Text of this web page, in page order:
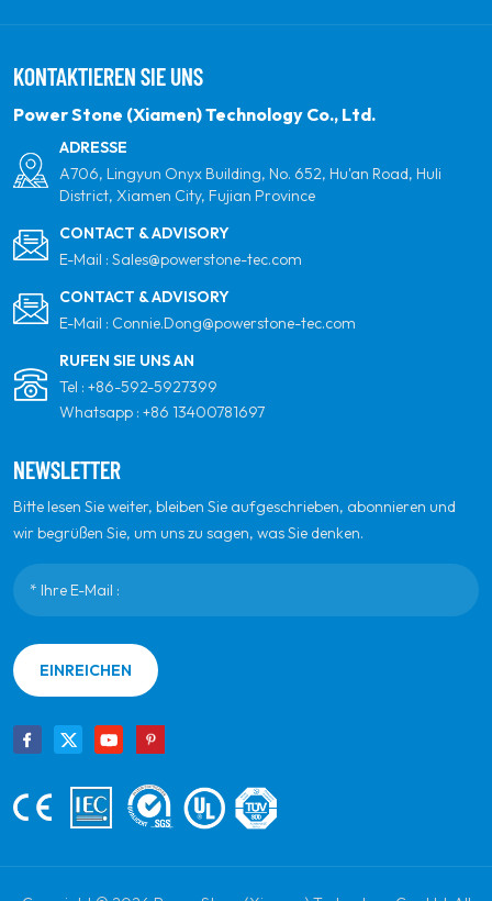
Energieprodukten und Ihrem vertrauenswürdigsten
globalen Partner für Qualität, Professionalität und
KONTAKTIEREN SIE UNS
Power Stone (Xiamen) Technology Co., Ltd.
ADRESSE
A706, Lingyun Onyx Building, No. 652, Hu'an Road, Huli
District, Xiamen City, Fujian Province
CONTACT & ADVISORY
E-Mail : Sales@powerstone-tec.com
CONTACT & ADVISORY
E-Mail : Connie.Dong@powerstone-tec.com
RUFEN SIE UNS AN
Tel : +86-592-5927399
Whatsapp : +86 13400781697
NEWSLETTER
Bitte lesen Sie weiter, bleiben Sie aufgeschrieben, abonnieren und
wir begrüßen Sie, um uns zu sagen, was Sie denken.
EINREICHEN